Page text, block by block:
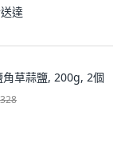
達
草蒜鹽, 200g, 2個